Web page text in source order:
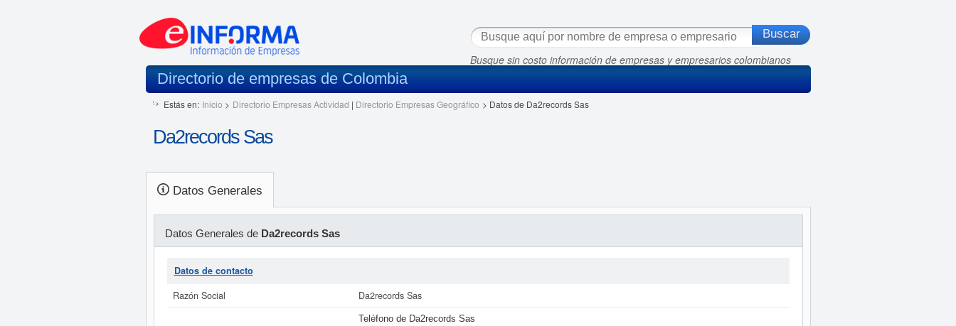
Busque sin costo información de empresas y empresarios colombianos
Directorio de empresas de Colombia
Estás en: Inicio > Directorio Empresas Actividad | Directorio Empresas Geográfico > Datos de Da2records Sas
Da2records Sas
Datos Generales
Datos Generales de Da2records Sas
Datos de contacto
Razón Social
Da2records Sas
Teléfono de Da2records Sas